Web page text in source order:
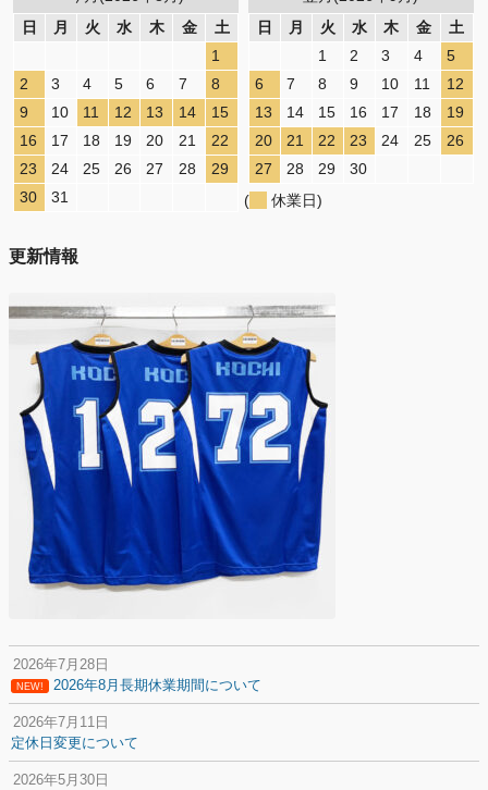
日
月 火 水 木 金
土
1
2
3 4 5 6 7
8
9
10 11 12 13 14
15
16
17 18 19 20 21
22
23
24 25 26 27 28
29
30
31
日
月 火 水 木 金
土
1
2 3 4
5
6
7 8 9 10 11
12
13
14 15 16 17 18
19
20
21 22 23 24 25
26
27
28 29
30
(
休業日)
更新情報
2026年7月28日
NEW! 2026年8月長期休業期間について
2026年7月11日
定休日変更について
2026年5月30日